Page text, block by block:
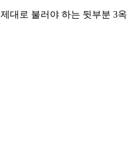
제대로 불러야 하는 뒷부분 3옥